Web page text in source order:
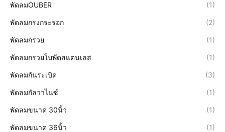
พัดลมOUBER (1)
พัดลมกรงกระรอก (2)
พัดลมกรวย (1)
พัดลมกรวยใบพัดสแตนเลส (1)
พัดลมกันระเบิด (3)
พัดลมกัลวาไนซ์ (1)
พัดลมขนาด 30นิ้ว (1)
พัดลมขนาด 36นิ้ว (1)